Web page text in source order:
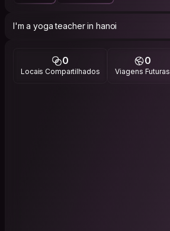
I'm a yoga teacher in hanoi
0
Locais Compartilhados
0
Viagens Futuras